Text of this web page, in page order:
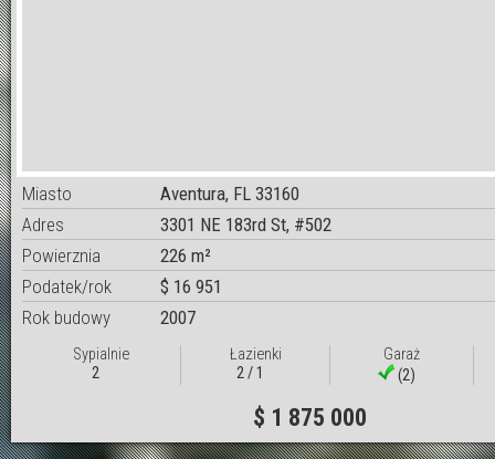
Miasto
Aventura, FL 33160
Adres
3301 NE 183rd St, #502
Powierznia
226 m²
Podatek/rok
$ 16 951
Rok budowy
2007
Sypialnie
2
Łazienki
2 / 1
Garaż
(2)
$ 1 875 000